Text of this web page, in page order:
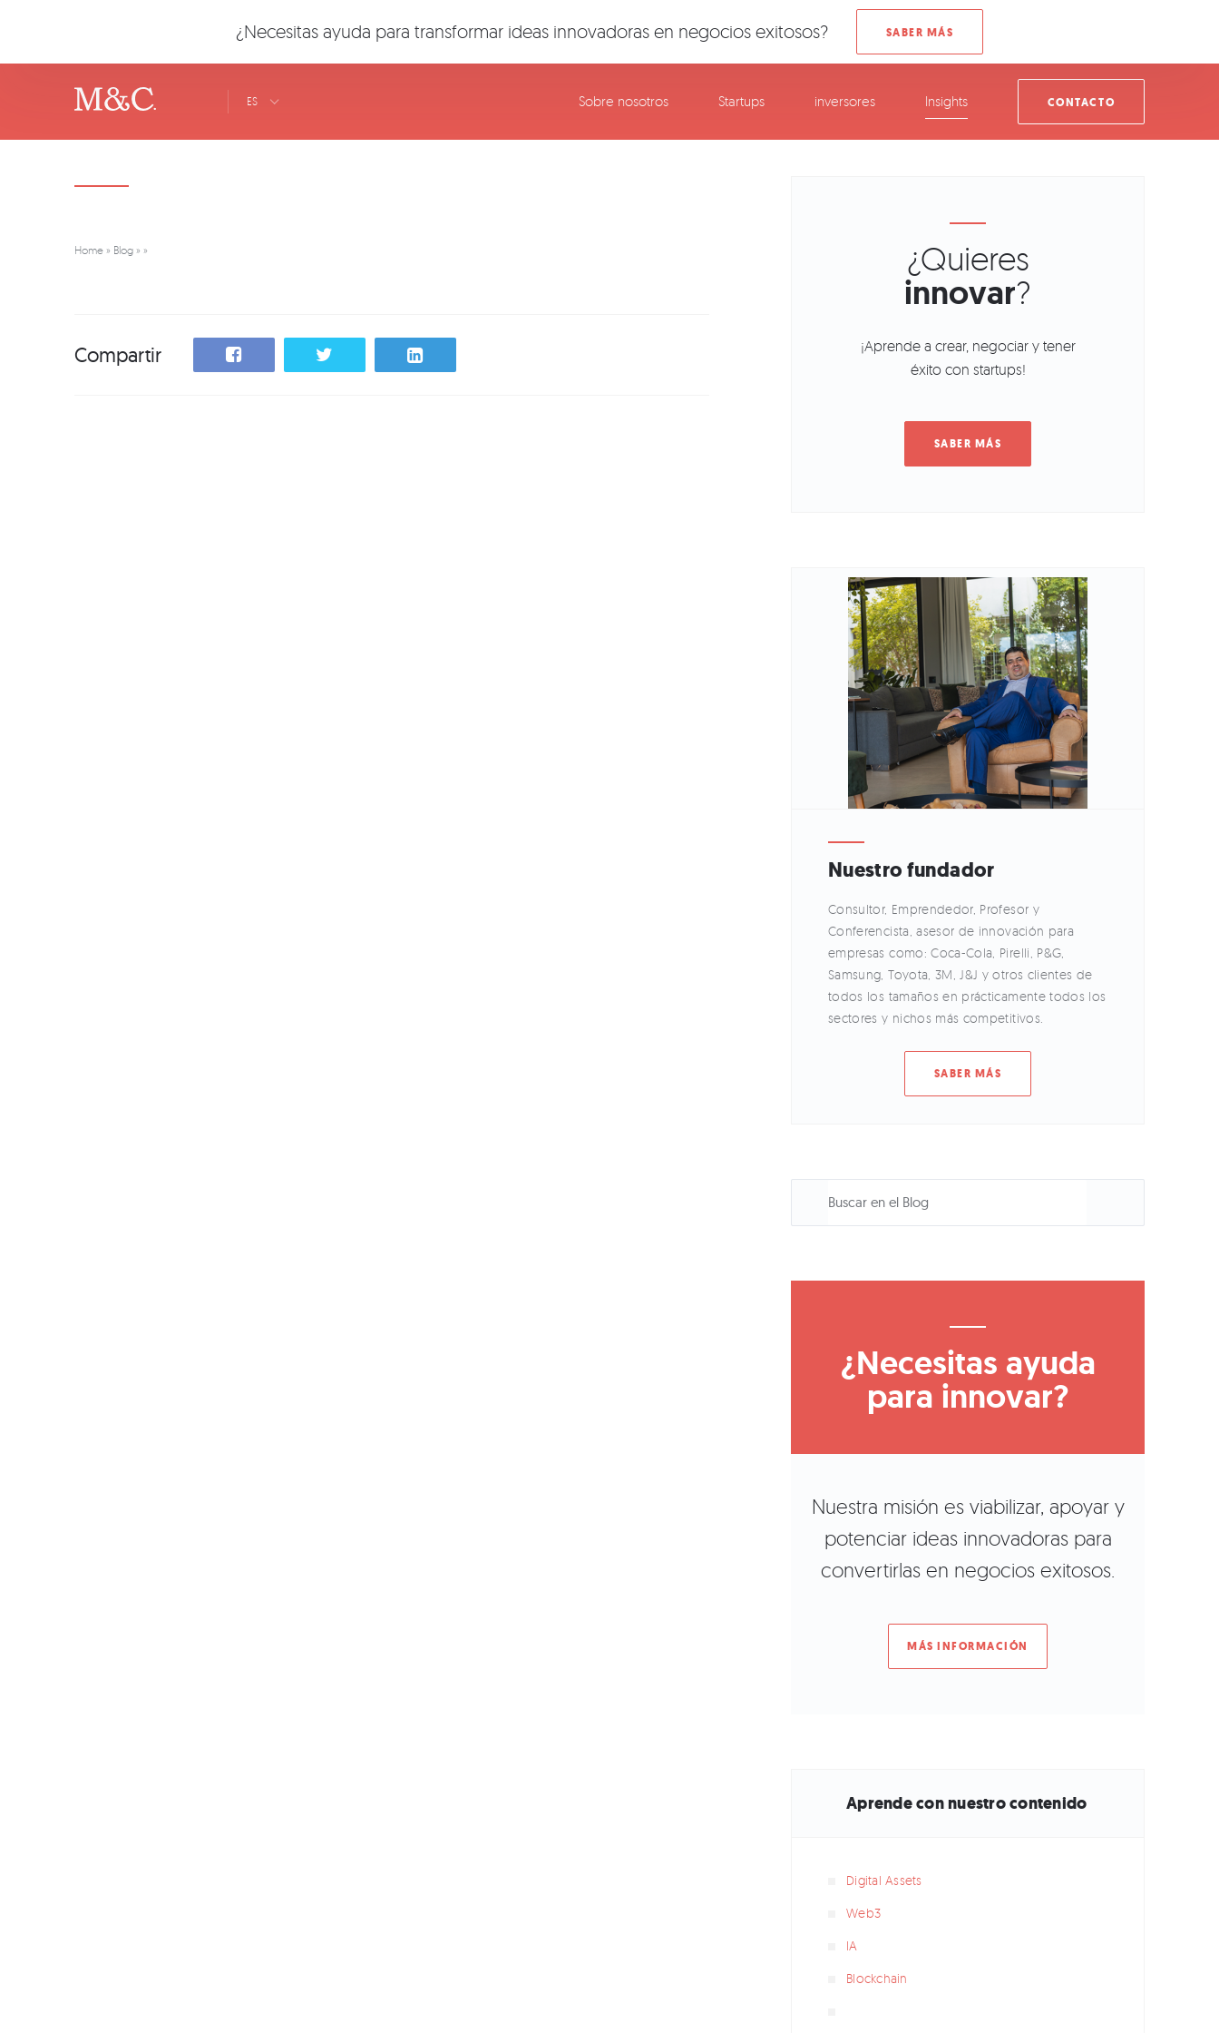
ES Sobre nosotros Startups inversores Insights CONTACTO
Home » Blog » »
Compartir
¿Quieres
innovar?
¡Aprende a crear, negociar y tener
éxito con startups!
Nuestro fundador
Consultor, Emprendedor, Profesor y
Conferencista, asesor de innovación para
empresas como: Coca-Cola, Pirelli, P&G,
Samsung, Toyota, 3M, J&J y otros clientes de
todos los tamaños en prácticamente todos los
sectores y nichos más competitivos.
SABER MÁS
¿Necesitas ayuda
para innovar?
Nuestra misión es viabilizar, apoyar y
potenciar ideas innovadoras para
convertirlas en negocios exitosos.
MÁS INFORMACIÓN
Aprende con nuestro contenido
Digital Assets
Web3
IA
Blockchain
¿Necesitas ayuda para transformar ideas innovadoras en negocios exitosos?